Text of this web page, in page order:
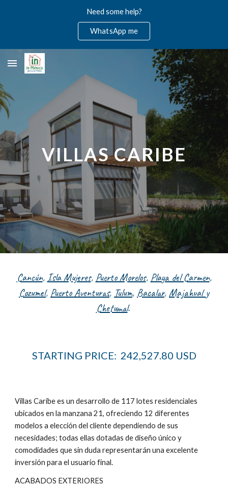
Need some help?
WhatsApp me
VILLAS CARIBE
Cancún, Isla Mujeres, Puerto Morelos, Playa del Carmen,
Cozumel, Puerto Aventuras, Tulum, Bacalar, Majahualy
Chetumal.
STARTING PRICE: 242,527.80 USD
Villas Caribe es un desarrollo de 117 lotes residenciales
ubicados en la manzana 21, ofreciendo 12 diferentes
modelos a elección del cliente dependiendo de sus
necesidades; todas ellas dotadas de diseño único y
comodidades que sin duda representarán una excelente
inversión para el usuario final.
ACABADOS EXTERIORES